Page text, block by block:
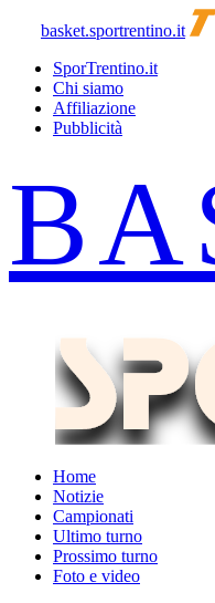
basket.sportrentino.it
SporTrentino.it
Chi siamo
Affiliazione
Pubblicità
Home
Notizie
Campionati
Ultimo turno
Prossimo turno
Foto e video